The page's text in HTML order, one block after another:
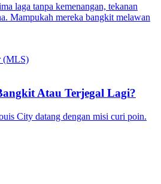
laga tanpa kemenangan, tekanan
Mampukah mereka bangkit melawan
(MLS)
Atau Terjegal Lagi?
City datang dengan misi curi poin.